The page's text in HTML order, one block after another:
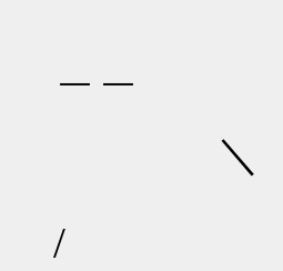
＿＿
＼
/